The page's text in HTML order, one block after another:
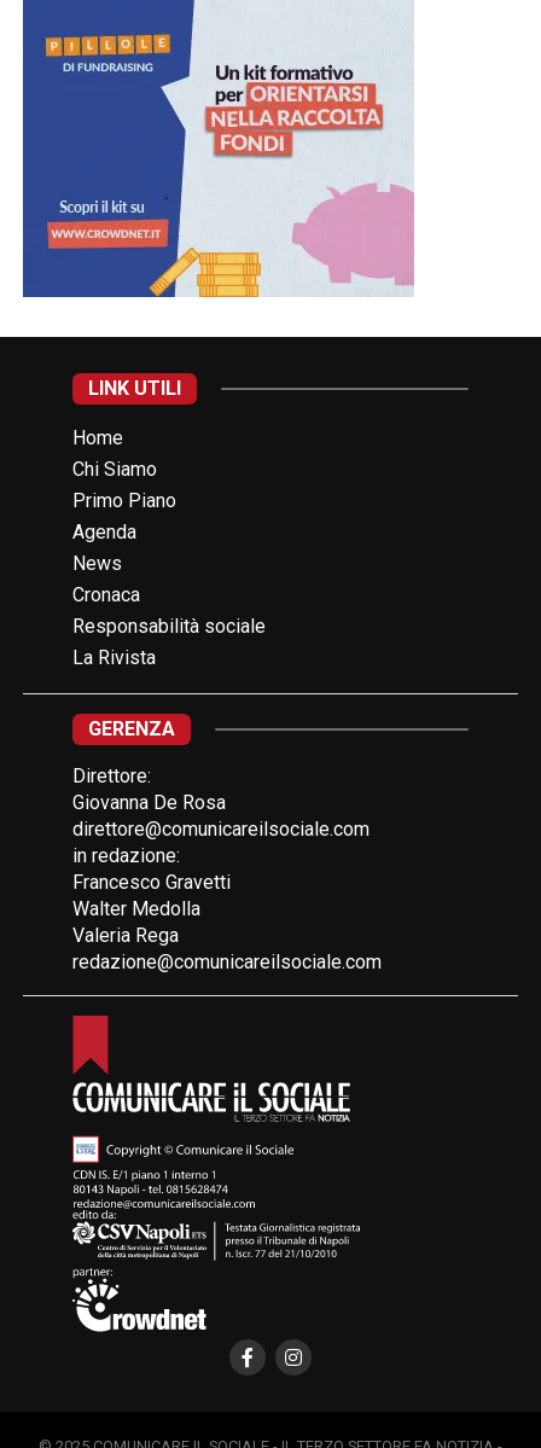
LINK UTILI
Home
Chi Siamo
Primo Piano
Agenda
News
Cronaca
Responsabilità sociale
La Rivista
GERENZA
Direttore:
Giovanna De Rosa
direttore@comunicareilsociale.com
in redazione:
Francesco Gravetti
Walter Medolla
Valeria Rega
redazione@comunicareilsociale.com